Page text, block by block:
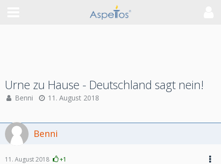
Urne zu Hause - Deutschland sagt nein!
Benni 11. August 2018
Benni
11. August 2018 +1